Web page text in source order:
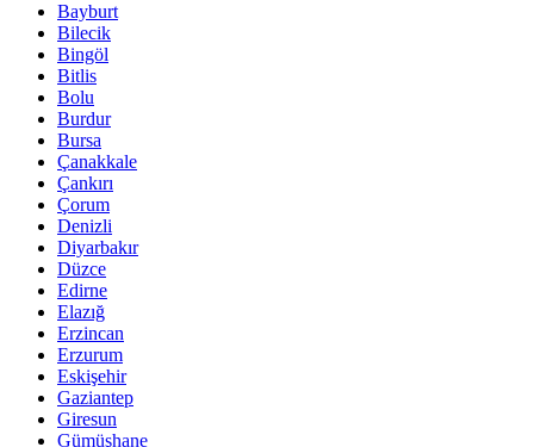
Bayburt
Bilecik
Bingöl
Bitlis
Bolu
Burdur
Bursa
Çanakkale
Çankırı
Çorum
Denizli
Diyarbakır
Düzce
Edirne
Elazığ
Erzincan
Erzurum
Eskişehir
Gaziantep
Giresun
Gümüşhane